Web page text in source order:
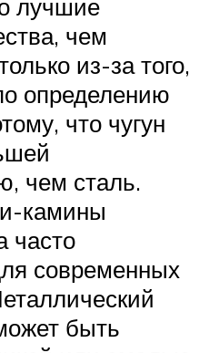
лучшие
чем
из-за того,
определению
что чугун
чем сталь.
камины
часто
современных
быть